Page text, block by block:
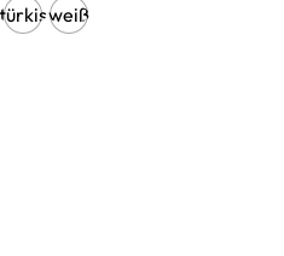
türkisweiß